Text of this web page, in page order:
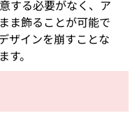
する必要がなく、ア
ま飾ることが可能で
ザインを崩すことな
。